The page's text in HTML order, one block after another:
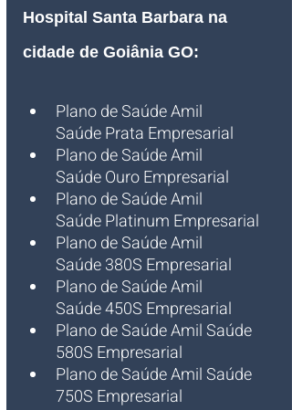
Hospital Santa Barbara na
cidade de Goiânia GO:
Plano de Saúde Amil
Saúde Prata Empresarial
Plano de Saúde Amil
Saúde Ouro Empresarial
Plano de Saúde Amil
Saúde Platinum Empresarial
Plano de Saúde Amil
Saúde 380S Empresarial
Plano de Saúde Amil
Saúde 450S Empresarial
Plano de Saúde Amil Saúde
580S Empresarial
Plano de Saúde Amil Saúde
750S Empresarial